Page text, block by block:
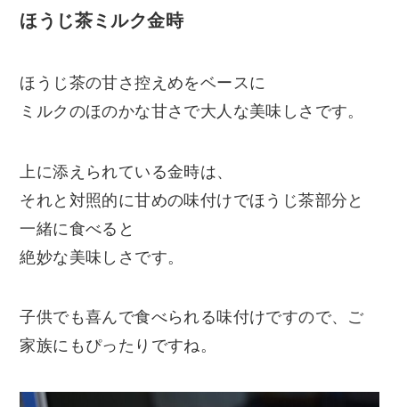
ほうじ茶ミルク金時
ほうじ茶の甘さ控えめをベースに
ミルクのほのかな甘さで大人な美味しさです。
上に添えられている金時は、
それと対照的に甘めの味付けでほうじ茶部分と
一緒に食べると
絶妙な美味しさです。
子供でも喜んで食べられる味付けですので、ご
家族にもぴったりですね。